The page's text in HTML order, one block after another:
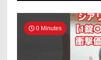
0 Minutes